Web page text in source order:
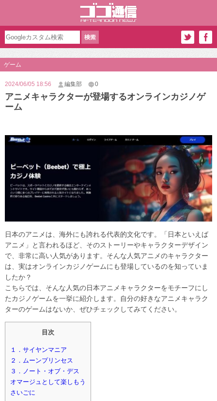
ゲーム
2024/06/05 18:56 編集部 0
アニメキャラクターが登場するオンラインカジノゲ
ーム
日本のアニメは、海外にも誇れる代表的文化です。「日本といえば
アニメ」と言われるほど、そのストーリーやキャラクターデザイン
で、非常に高い人気があります。そんな人気アニメのキャラクター
は、実はオンラインカジノゲームにも登場しているのを知っていま
したか？
こちらでは、そんな人気の日本アニメキャラクターをモチーフにし
たカジノゲームを一挙に紹介します。自分の好きなアニメキャラク
ターのゲームはないか、ぜひチェックしてみてください。
目次
１．サイヤンマニア
２．ムーンプリンセス
３．ノート・オブ・デス
オマージュとして楽しもう
さいごに